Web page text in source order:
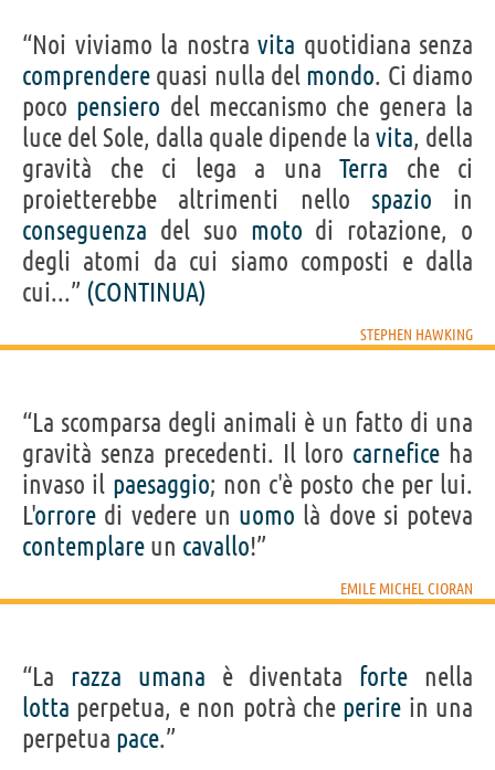
“Noi viviamo la nostra vita quotidiana senza
comprendere quasi nulla del mondo. Ci diamo
poco pensiero del meccanismo che genera la
luce del Sole, dalla quale dipende la vita, della
gravità che ci lega a una Terra che ci
proietterebbe altrimenti nello spazio in
conseguenza del suo moto di rotazione, o
degli atomi da cui siamo composti e dalla
cui...” (CONTINUA)
STEPHEN HAWKING
“La scomparsa degli animali è un fatto di una
gravità senza precedenti. Il loro carnefice ha
invaso il paesaggio; non c'è posto che per lui.
L'orrore di vedere un uomo là dove si poteva
contemplare un cavallo!”
EMILE MICHEL CIORAN
“La razza umana è diventata forte nella
lotta perpetua, e non potrà che perire in una
perpetua pace.”